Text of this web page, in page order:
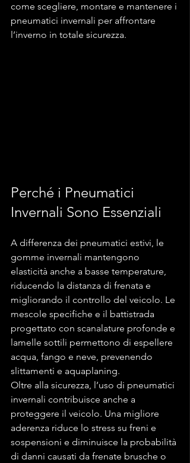
come scegliere, montare e mantenere i
pneumatici invernali per affrontare
l’inverno in totale sicurezza.
Perché i Pneumatici
Invernali Sono Essenziali
A differenza dei pneumatici estivi, le
gomme invernali mantengono
elasticità anche a basse temperature,
riducendo la distanza di frenata e
migliorando il controllo del veicolo. Le
mescole specifiche e il battistrada
progettato con scanalature profonde e
lamelle sottili permettono di espellere
acqua, fango e neve, prevenendo
slittamenti e aquaplaning.
Oltre alla sicurezza, l’uso di pneumatici
invernali contribuisce anche a
proteggere il veicolo. Una migliore
aderenza riduce lo stress su freni e
sospensioni e diminuisce la probabilità
di danni causati da frenate brusche o